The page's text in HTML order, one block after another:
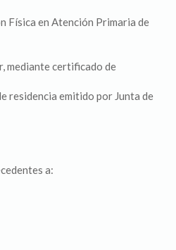
Física en Atención Primaria de
mediante certificado de
residencia emitido por Junta de
a: